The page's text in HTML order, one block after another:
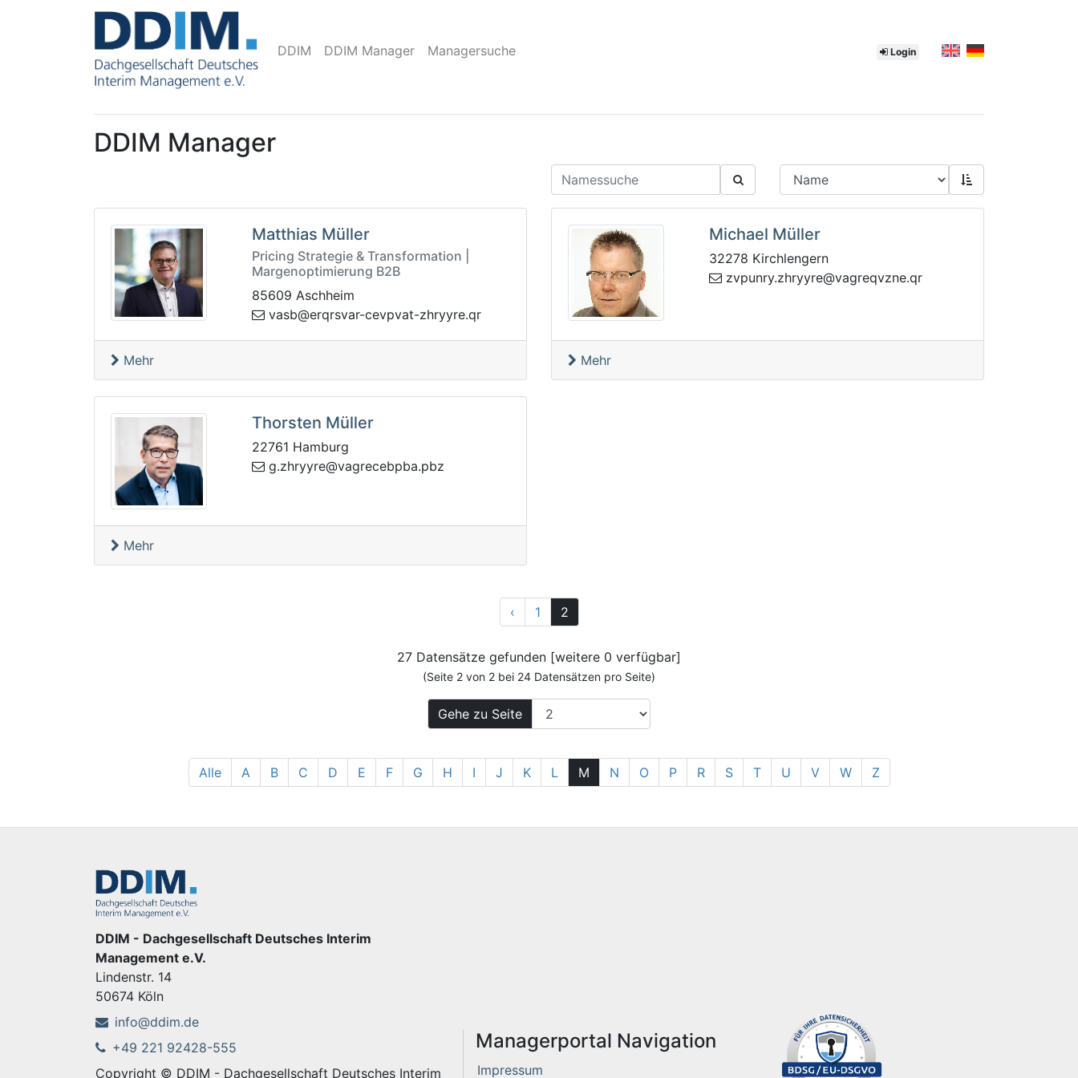
DDIM DDIM Manager Managersuche Login
DDIM Manager
Matthias Müller
Pricing Strategie & Transformation |
Margenoptimierung B2B
85609 Aschheim
rq.eryyrhz-tavpvec-ravsrqre@bsa
v
Mehr
Michael Müller
32278 Kirchlengern
rq.enzvqergav@eryyrhz.yrnupv
z
Mehr
Thorsten Müller
22761 Hamburg
z
bp.abpbecergav@eryyrhz.g
Mehr
‹Zurück
1 2
27 Datensätze gefunden [weitere 0 verfügbar]
(Seite 2 von 2 bei 24 Datensätzen pro Seite)
Gehe zu Seite
Alle A B C D E F G H I J K L M N O P R S T U V W Z
DDIM - Dachgesellschaft Deutsches Interim
Management e.V.
Lindenstr. 14
50674 Köln
info@ddim.de
+49 221 92428-555
Copyright © DDIM - Dachgesellschaft Deutsches Interim
Managerportal Navigation
Impressum